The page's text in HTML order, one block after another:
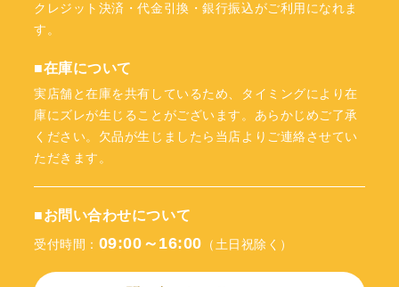
クレジット決済・代金引換・銀行振込がご利用になれま
す。
■在庫について
実店舗と在庫を共有しているため、タイミングにより在
庫にズレが生じることがございます。あらかじめご了承
ください。欠品が生じましたら当店よりご連絡させてい
ただきます。
■お問い合わせについて
受付時間： 09:00～16:00 （土日祝除く）